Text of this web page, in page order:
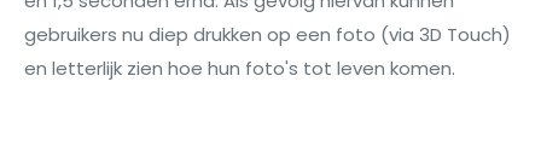
gebruikers nu diep drukken op een foto (via 3D Touch)
en letterlijk zien hoe hun foto's tot leven komen.